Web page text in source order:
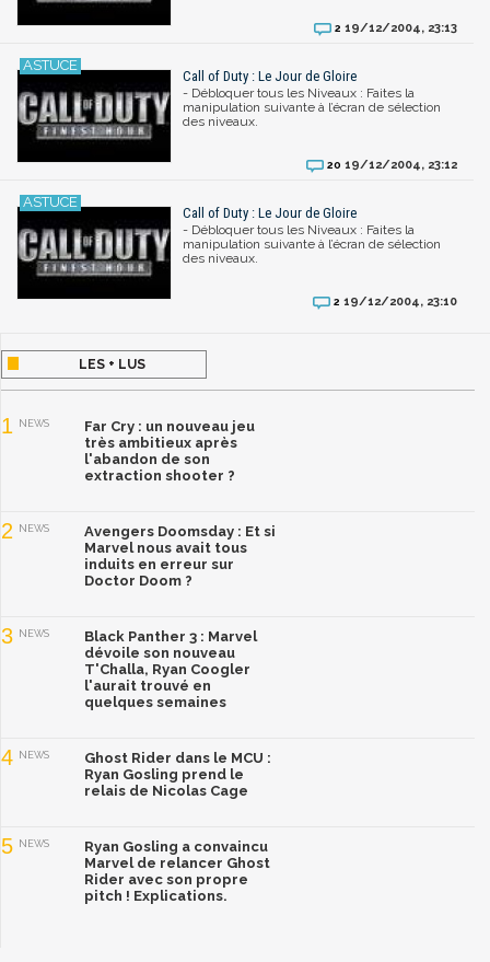
2 19/12/2004, 23:13
Call of Duty : Le Jour de Gloire
- Débloquer tous les Niveaux : Faites la
manipulation suivante à l’écran de sélection
des niveaux.
20 19/12/2004, 23:12
Call of Duty : Le Jour de Gloire
- Débloquer tous les Niveaux : Faites la
manipulation suivante à l’écran de sélection
des niveaux.
2 19/12/2004, 23:10
LES + LUS
1 NEWS
Far Cry : un nouveau jeu
très ambitieux après
l'abandon de son
extraction shooter ?
2 NEWS
Avengers Doomsday : Et si
Marvel nous avait tous
induits en erreur sur
Doctor Doom ?
3 NEWS
Black Panther 3 : Marvel
dévoile son nouveau
T'Challa, Ryan Coogler
l'aurait trouvé en
quelques semaines
4 NEWS
Ghost Rider dans le MCU :
Ryan Gosling prend le
relais de Nicolas Cage
5 NEWS
Ryan Gosling a convaincu
Marvel de relancer Ghost
Rider avec son propre
pitch ! Explications.